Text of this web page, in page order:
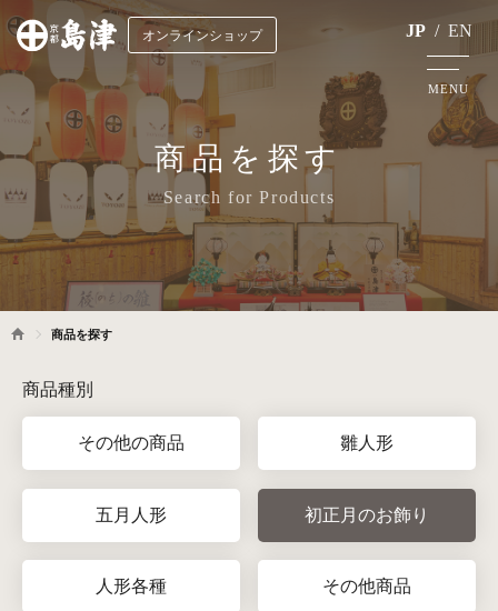
オンラインショップ JP / EN
MENU
商品を探す
Search for Products
商品を探す
商品種別
その他の商品 雛人形
五月人形 初正月のお飾り
人形各種 その他商品